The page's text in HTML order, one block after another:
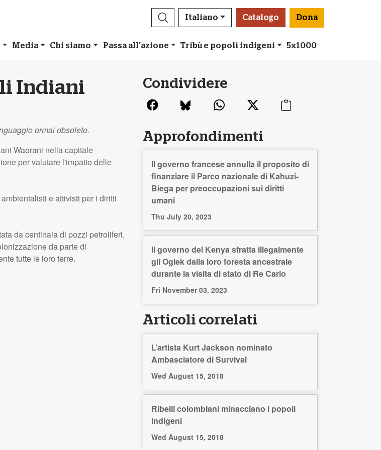
Italiano Catalogo Dona
Media Chi siamo Passa all'azione Tribù e popoli indigeni 5x1000
Indiani
ormai obsoleto.
Waorani nella capitale
per valutare l'impatto delle
e attivisti per i diritti
da centinaia di pozzi petroliferi,
da parte di
tutte le loro terre.
Condividere
Approfondimenti
Il governo francese annulla il proposito di
finanziare il Parco nazionale di Kahuzi-
Biega per preoccupazioni sui diritti
umani
Thu July 20, 2023
Il governo del Kenya sfratta illegalmente
gli Ogiek dalla loro foresta ancestrale
durante la visita di stato di Re Carlo
Fri November 03, 2023
Articoli correlati
L’artista Kurt Jackson nominato
Ambasciatore di Survival
Wed August 15, 2018
Ribelli colombiani minacciano i popoli
indigeni
Wed August 15, 2018